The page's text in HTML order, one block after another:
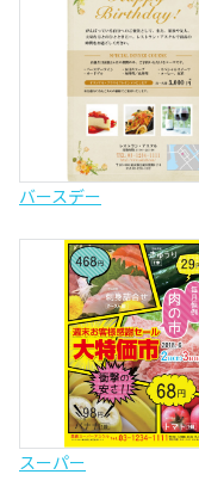
バースデー
スーパー